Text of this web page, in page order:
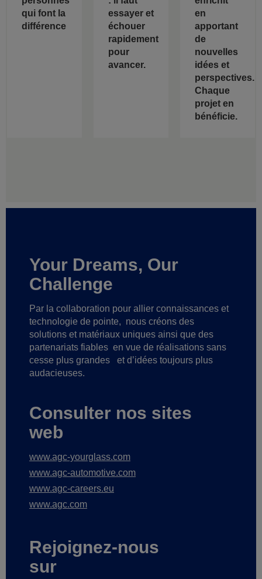
qui font la
différence
essayer et
échouer
rapidement
pour
avancer.
en
apportant
de
nouvelles
idées et
perspectives.
Chaque
projet en
bénéficie.
Your Dreams, Our
Challenge
Par la collaboration pour allier connaissances et
technologie de pointe, nous créons des
solutions et matériaux uniques ainsi que des
partenariats fiables en vue de réalisations sans
cesse plus grandes
et d’idées toujours plus
audacieuses.
Consulter nos sites
web
www.agc-yourglass.com
www.agc-automotive.com
www.agc-careers.eu
www.agc.com
Rejoignez-nous
sur